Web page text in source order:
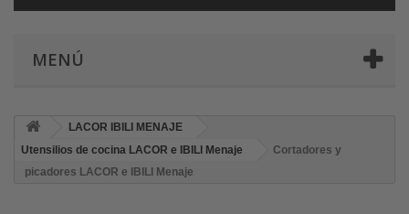
MENÚ
LACOR IBILI MENAJE
Utensilios de cocina LACOR e IBILI Menaje
Cortadores y
picadores LACOR e IBILI Menaje